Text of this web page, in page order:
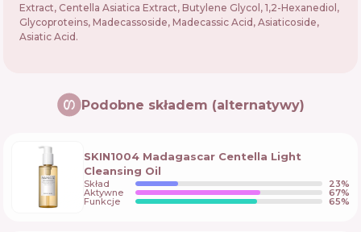
Extract, Centella Asiatica Extract, Butylene Glycol, 1,2-Hexanediol,
Glycoproteins, Madecassoside, Madecassic Acid, Asiaticoside,
Asiatic Acid.
Podobne składem (alternatywy)
SKIN1004 Madagascar Centella Light
Cleansing Oil
Skład 23%
Aktywne 67%
Funkcje 65%